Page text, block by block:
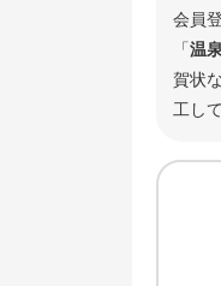
会員
「温
賀状
工し